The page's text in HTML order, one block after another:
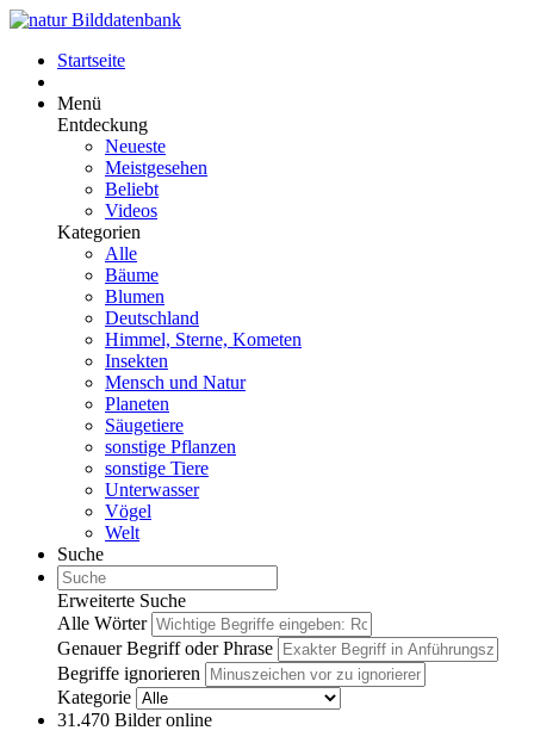
Startseite
Menü
Entdeckung
Neueste
Meistgesehen
Beliebt
Videos
Kategorien
Alle
Bäume
Blumen
Deutschland
Himmel, Sterne, Kometen
Insekten
Mensch und Natur
Planeten
Säugetiere
sonstige Pflanzen
sonstige Tiere
Unterwasser
Vögel
Welt
Suche
Erweiterte Suche
Alle Wörter
Genauer Begriff oder Phrase
Begriffe ignorieren
Kategorie
31.470 Bilder online